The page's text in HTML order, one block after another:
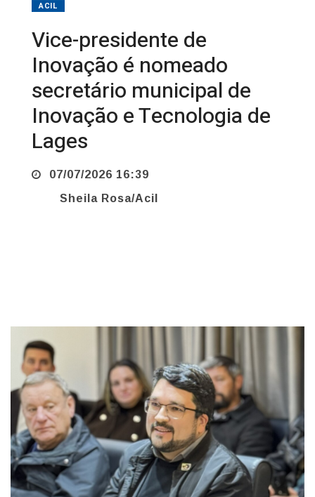
Vice-presidente de
Inovação é nomeado
secretário municipal de
Inovação e Tecnologia de
Lages
07/07/2026 16:39
Sheila Rosa/Acil